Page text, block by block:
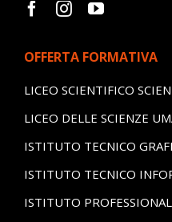
OFFERTA FORMATIVA
LICEO SCIENTIFICO
LICEO DELLE SCIENZE
ISTITUTO TECNICO
ISTITUTO TECNICO
ISTITUTO